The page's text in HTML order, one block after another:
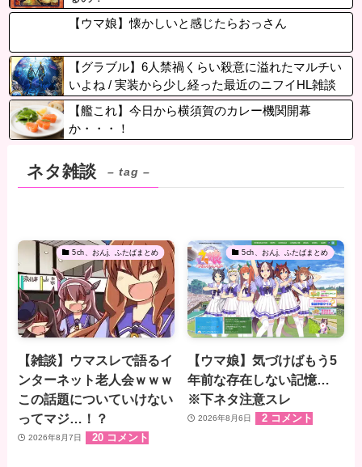
【ウマ娘】懐かしいと感じたらおっさん
【グラブル】6人禁禍くらい殺意に溢れたマルチい
いよね / 実装から少し経った最近のニフイHL雑談
【艦これ】今日から横須賀のカレー機関開幕
か・・・！
ネタ雑談 – tag –
5ch、おんj、ふたばまとめ
【雑談】ウマスレで語るイ
ンターネット老人会ｗｗｗ
この話題についていけない
ってマジ…！？
2026年8月7日 20 コメント
5ch、おんj、ふたばまとめ
【ウマ娘】気づけばもう5
年前な存在しない記憶…
※下ネタ注意スレ
2026年8月6日 2 コメント